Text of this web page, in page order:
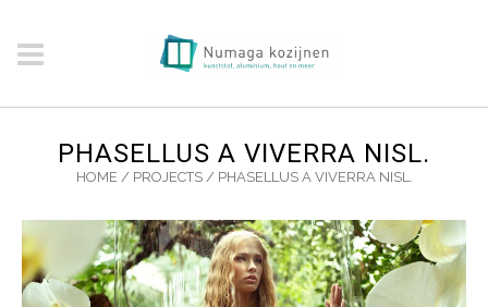
PHASELLUS A VIVERRA NISL.
HOME / PROJECTS / PHASELLUS A VIVERRA NISL.